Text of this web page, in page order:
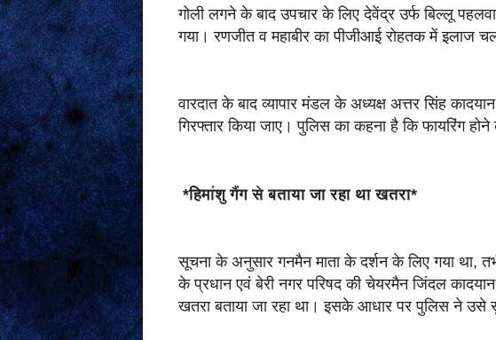
गोली लगने के बाद उपचार के लिए देवेंद्र उर्फ बिल्लू
गया। रणजीत व महाबीर का पीजीआई रोहतक में इलाज
वारदात के बाद व्यापार मंडल के अध्यक्ष अत्तर सिंह
गिरफ्तार किया जाए। पुलिस का कहना है कि फायरिंग
*हिमांशु गैंग से बताया जा रहा था खतरा*
सूचना के अनुसार गनमैन माता के दर्शन के लिए गया था,
के प्रधान एवं बेरी नगर परिषद की चेयरमैन जिंदल
खतरा बताया जा रहा था। इसके आधार पर पुलिस ने उसे